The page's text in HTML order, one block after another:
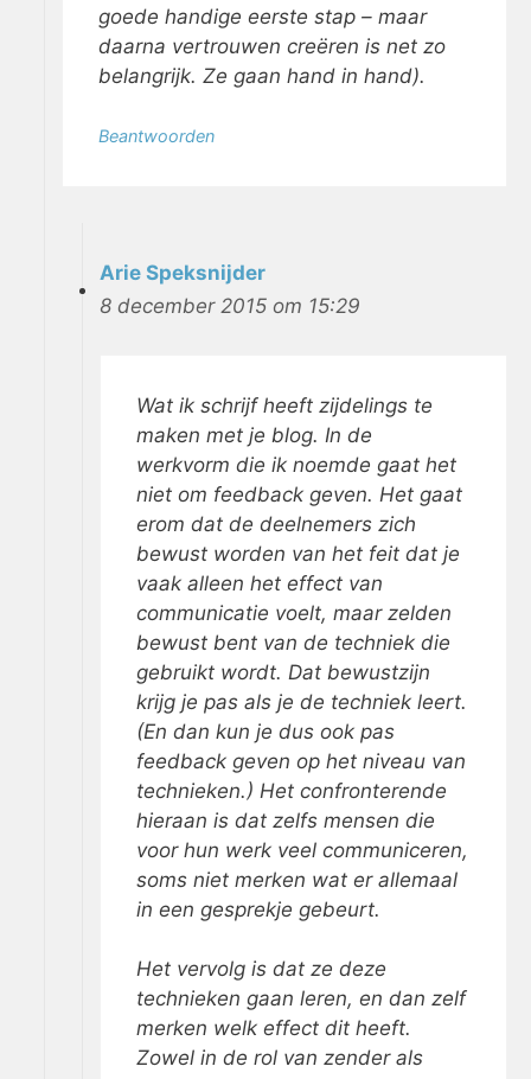
goede handige eerste stap – maar
daarna vertrouwen creëren is net zo
belangrijk. Ze gaan hand in hand).
Beantwoorden
Arie Speksnijder
8 december 2015 om 15:29
Wat ik schrijf heeft zijdelings te
maken met je blog. In de
werkvorm die ik noemde gaat het
niet om feedback geven. Het gaat
erom dat de deelnemers zich
bewust worden van het feit dat je
vaak alleen het effect van
communicatie voelt, maar zelden
bewust bent van de techniek die
gebruikt wordt. Dat bewustzijn
krijg je pas als je de techniek leert.
(En dan kun je dus ook pas
feedback geven op het niveau van
technieken.) Het confronterende
hieraan is dat zelfs mensen die
voor hun werk veel communiceren,
soms niet merken wat er allemaal
in een gesprekje gebeurt.
Het vervolg is dat ze deze
technieken gaan leren, en dan zelf
merken welk effect dit heeft.
Zowel in de rol van zender als